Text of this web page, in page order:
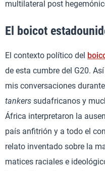
multilateral post
El boicot
El contexto político del
de esta cumbre del G20.
mis conversaciones
tankers sudafricanos y
África interpretaron la
país anfitrión y a todo el
relato inventado sobre la
matices raciales e